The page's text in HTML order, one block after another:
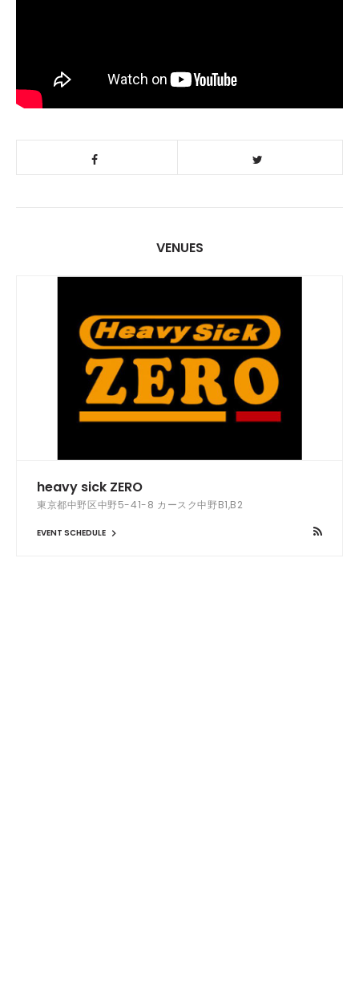
VENUES
heavy sick ZERO
東京都中野区中野5-41-8 カースク中野B1,B2
EVENT SCHEDULE